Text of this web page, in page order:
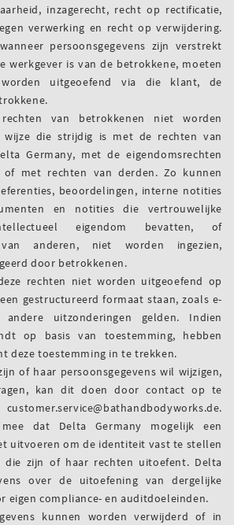
inzagerecht, recht op rectificatie,
verwerking en recht op verwijdering.
persoonsgegevens zijn verstrekt
werkgever is van de betrokkene, moeten
uitgeoefend via die klant, de
van betrokkenen niet worden
wijze die strijdig is met de rechten van
Germany, met de eigendomsrechten
of met rechten van derden. Zo kunnen
beoordelingen, interne notities
en notities die vertrouwelijke
eigendom bevatten, of
van anderen, niet worden ingezien,
door betrokkenen.
rechten niet worden uitgeoefend op
gestructureerd formaat staan, zoals e-
uitzonderingen gelden. Indien
op basis van toestemming, hebben
deze toestemming in te trekken.
of haar persoonsgegevens wil wijzigen,
kan dit doen door contact op te
dat Delta Germany mogelijk een
uitvoeren om de identiteit vast te stellen
die zijn of haar rechten uitoefent. Delta
over de uitoefening van dergelijke
eigen compliance- en auditdoeleinden.
kunnen worden verwijderd of in